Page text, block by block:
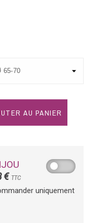
AU PANIER
€ TTC
uniquement